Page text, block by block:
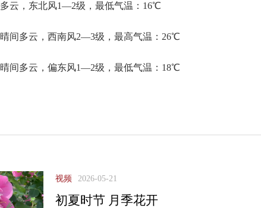
多云，东北风1—2级，最低气温：16℃
晴间多云，西南风2—3级，最高气温：26℃
晴间多云，偏东风1—2级，最低气温：18℃
视频 2026-05-21
初夏时节 月季花开